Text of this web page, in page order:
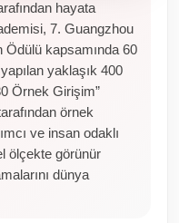
hayata
7. Guangzhou
Ödülü kapsamında 60
yaklaşık 400
Örnek Girişim”
örnek
ve insan odaklı
ölçekte görünür
dünya